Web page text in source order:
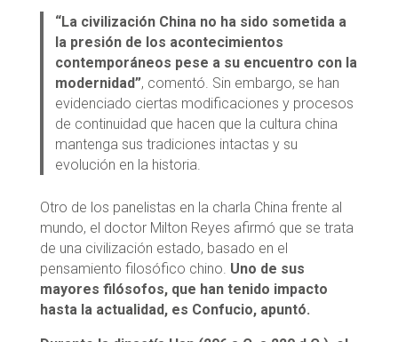
“La civilización China no ha sido sometida a
la presión de los acontecimientos
contemporáneos pese a su encuentro con la
modernidad”, comentó. Sin embargo, se han
evidenciado ciertas modificaciones y procesos
de continuidad que hacen que la cultura china
mantenga sus tradiciones intactas y su
evolución en la historia.
Otro de los panelistas en la charla China frente al
mundo, el doctor Milton Reyes afirmó que se trata
de una civilización estado, basado en el
pensamiento filosófico chino. Uno de sus
mayores filósofos, que han tenido impacto
hasta la actualidad, es Confucio, apuntó.